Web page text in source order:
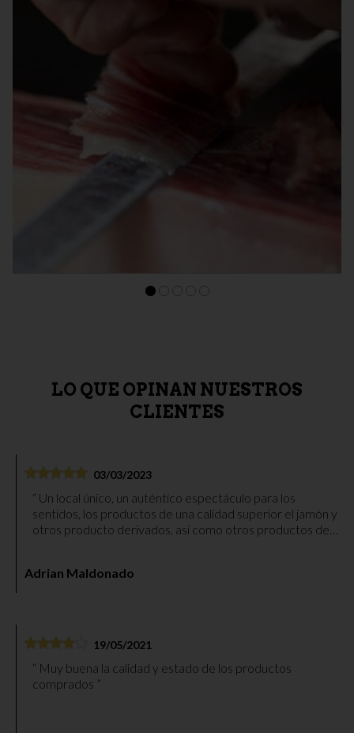
LO QUE OPINAN NUESTROS
CLIENTES
03/03/2023
sentidos, los productos de una calidad superior el jamón y
otros producto derivados, así como otros productos de
espectacular, el personal amable y siempre un trato
excepcional. Un icono de Alcalá de Guadaíra, sin duda
aparcamientos cercanos al local. Por recomendar algunos
productos aparte por supuesto del jamón, el aceite entre
Adrian Maldonado
19/05/2021
comprados